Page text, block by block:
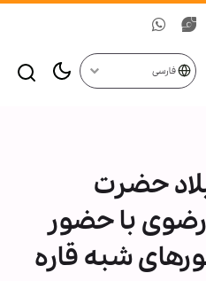
فارسی
حضرت
با حضور
شبه قاره